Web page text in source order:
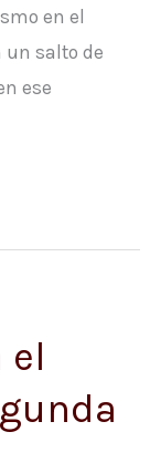
en el
un salto de
ese
el